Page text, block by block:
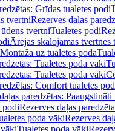
Grīdas tualetes podi
tvertniRezerves daļas
tvertniTualetes podi
Ārējās skalojamās tvertnes
Montāža uz tualetes poda
Tualetes poda vāki
Tualetes poda vāki
Comfort tualetes
paredzētas: Paaugstināti
podiRezerves daļas
poda vākiRezerves
Tualetes poda vāki